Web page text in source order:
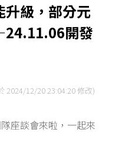
升級，部分元
開發
2024/12/20 23:04:20 修改)
座談會來啦，一起來